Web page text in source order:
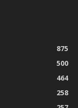
875
500
464
258